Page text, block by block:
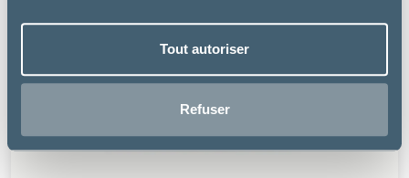
Tout autoriser
Refuser